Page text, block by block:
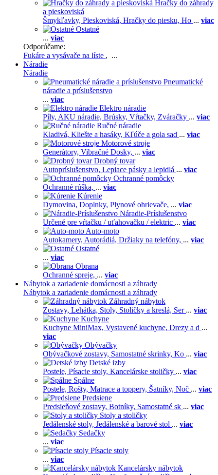
Hračky do záhrady
a pieskoviská
Šmykľavky, Pieskoviská, Hračky do piesku, Ho ... viac
Ostatné
... viac
Odporúčame:
Fukáre a vysávače na líste , ...
Náradie
Náradie
Pneumatické
náradie a príslušenstvo
... viac
Elektro náradie
Píly, AKU náradie, Brúsky, Vŕtačky, Zváračky ... viac
Ručné náradie
Kladivá, Kliešte a hasáky, Kľúče a gola sad ... viac
Motorové stroje
Generátory, Vibračné Dosky, ... viac
Drobný tovar
Autopríslušenstvo, Lepiace pásky a lepidlá ... viac
Ochranné pomôcky
Ochranné rúška, ... viac
Kúrenie
Dymovina, Doplnky, Plynové ohrievače, ... viac
Náradie-Príslušenstvo
Určené pre vŕtačku / uťahovačku / elektric ... viac
Auto-moto
Autokamery, Autorádiá, Držiaky na telefóny, ... viac
Ostatné
... viac
Obrana
Ochranné spreje, ... viac
Nábytok a zariadenie domácnosti a záhrady
Nábytok a zariadenie domácnosti a záhrady
Záhradný nábytok
Zostavy, Lehátka, Stoly, Stoličky a kreslá, Ser ... viac
Kuchyne
Kuchyne MiniMax, Vystavené kuchyne, Drezy a d ...
viac
Obývačky
Obývačkové zostavy, Samostatné skrinky, Ko ... viac
Detské izby
Postele, Písacie stoly, Kancelárske stoličky ... viac
Spálne
Postele, Rošty, Matrace a toppery, Šatníky, Noč ... viac
Predsiene
Predsieňové zostavy, Botníky, Samostatné sk ... viac
Stoly a stoličky
Jedálenské stoly, Jedálenské a barové stol ... viac
Sedačky
... viac
Písacie stoly
... viac
Kancelársky nábytok